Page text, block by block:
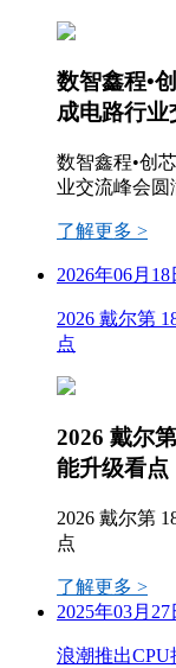
数智鑫程•
成电路行业
数智鑫程•创
业交流峰会圆
了解更多 >
2026年06月18
2026 戴尔第
点
2026 戴尔
能升级看点
2026 戴尔第
点
了解更多 >
2025年03月27
浪潮推出CPU